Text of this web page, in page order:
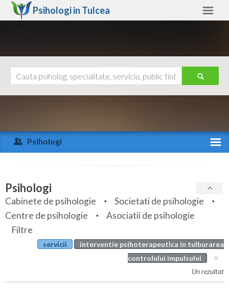
Psihologi in Tulcea
Arad
Arges
Bihor
Bistrita-Nasaud
Botosani
Ajutor
Psihologi
Specialitati
Servicii
Articole
Evenimente
Psihologi
Cabinete de psihologie
Societati de psihologie
Centre de psihologie
Asociatii de psihologie
Filtre
servicii
interventie psihoterapeutica in tulburarea
controlului impulsului
Un rezultat